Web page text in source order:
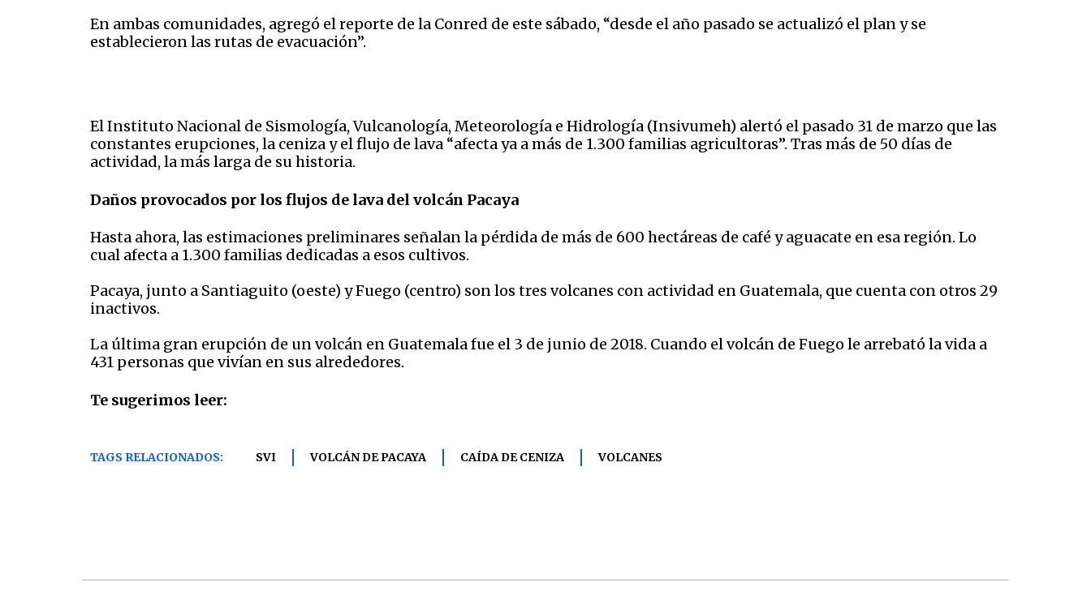
En ambas comunidades, agregó el reporte de la Conred de este sábado, “desde el año pasado se actualizó el plan y se
establecieron las rutas de evacuación”.
El Instituto Nacional de Sismología, Vulcanología, Meteorología e Hidrología (Insivumeh) alertó el pasado 31 de marzo que las
constantes erupciones, la ceniza y el flujo de lava “afecta ya a más de 1.300 familias agricultoras”. Tras más de 50 días de
actividad, la más larga de su historia.
Daños provocados por los flujos de lava del volcán Pacaya
Hasta ahora, las estimaciones preliminares señalan la pérdida de más de 600 hectáreas de café y aguacate en esa región. Lo
cual afecta a 1.300 familias dedicadas a esos cultivos.
Pacaya, junto a Santiaguito (oeste) y Fuego (centro) son los tres volcanes con actividad en Guatemala, que cuenta con otros 29
inactivos.
La última gran erupción de un volcán en Guatemala fue el 3 de junio de 2018. Cuando el volcán de Fuego le arrebató la vida a
431 personas que vivían en sus alrededores.
Te sugerimos leer:
TAGS RELACIONADOS: SVI VOLCÁN DE PACAYA CAÍDA DE CENIZA VOLCANES